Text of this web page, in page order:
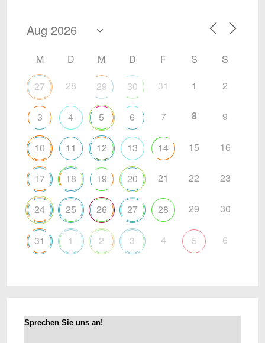
M D M D F S
S
27
28 29 30 31 1 2
3 4 5 6 7 8 9
10 11 12 13 14 15 16
17 18 19 20 21 22 23
24 25 26 27 28 29 30
31 1 2 3 4 5 6
Sprechen Sie uns an!